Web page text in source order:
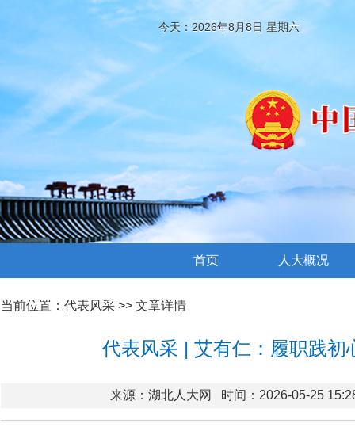
今天：2026年8月8日 星期六
首页 人大概况
当前位置： 代表风采 >> 文章详情
代表风采 | 艾有仁：履职践初
来源：湖北人大网 时间：2026-05-25